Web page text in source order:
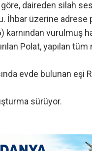
daireden silah
İhbar üzerine adrese
karnından
Polat, yapılan
evde bulunan eşi
sürüyor.